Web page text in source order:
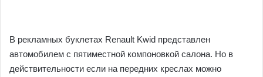
В рекламных буклетах Renault Kwid представлен
автомобилем с пятиместной компоновкой салона. Но в
действительности если на передних креслах можно